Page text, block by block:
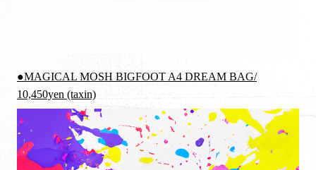
●MAGICAL MOSH BIGFOOT A4 DREAM BAG/
10,450yen (taxin)